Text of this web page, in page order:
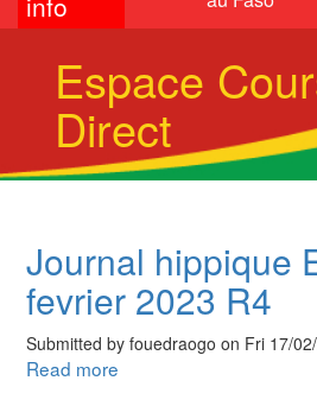
Espace
Direct
Journal hippique
fevrier 2023 R4
Submitted by fouedraogo on Fri 17/
Read more